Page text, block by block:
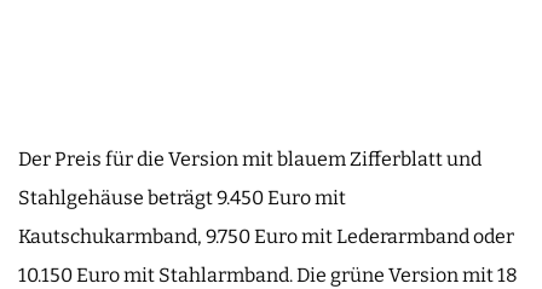
Der Preis für die Version mit blauem Zifferblatt und
Stahlgehäuse beträgt 9.450 Euro mit
Kautschukarmband, 9.750 Euro mit Lederarmband oder
10.150 Euro mit Stahlarmband. Die grüne Version mit 18